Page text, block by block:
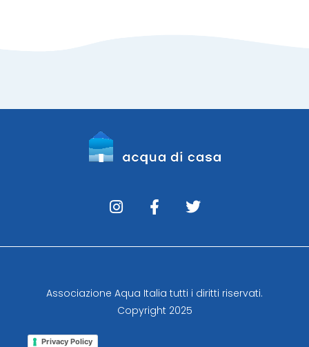
Associazione Aqua Italia tutti i diritti riservati.
Copyright 2025
Privacy Policy